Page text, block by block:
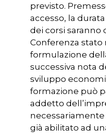
previsto.
accesso, la
dei corsi saranno
Conferenza stato
formulazione
successiva nota
sviluppo
formazione può
addetto
già abilitato ad